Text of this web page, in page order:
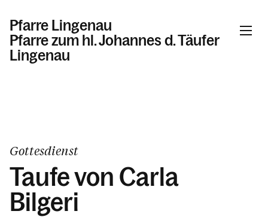
Pfarre Lingenau
Pfarre zum hl. Johannes d. Täufer
Lingenau
Kalender
Personen
Gottesdienst
Taufe von Carla
Bilgeri